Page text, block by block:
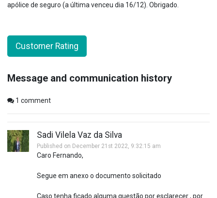
apólice de seguro (a última venceu dia 16/12). Obrigado.
Customer Rating
Message and communication history
1 comment
Sadi Vilela Vaz da Silva
Published on December 21st 2022, 9:32:15 am
Caro Fernando,
Segue em anexo o documento solicitado
Caso tenha ficado alguma questão por esclarecer , por